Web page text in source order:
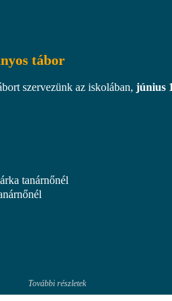
tábor
szervezünk az iskolában, június
tanárnőnél
További részletek